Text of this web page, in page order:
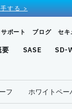
する >
サポート ブログ セキ
要 SASE SD-
フ ホワイトペー